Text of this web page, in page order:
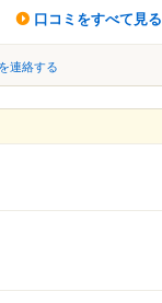
口コミをすべて見る
連絡する